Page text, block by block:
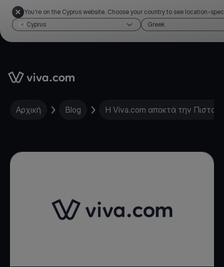
You're on the Cyprus website. Choose your country to see location-
Cyprus
Greek
Link to the homepage
Αρχική Blog Η Viva.com αποκτά την